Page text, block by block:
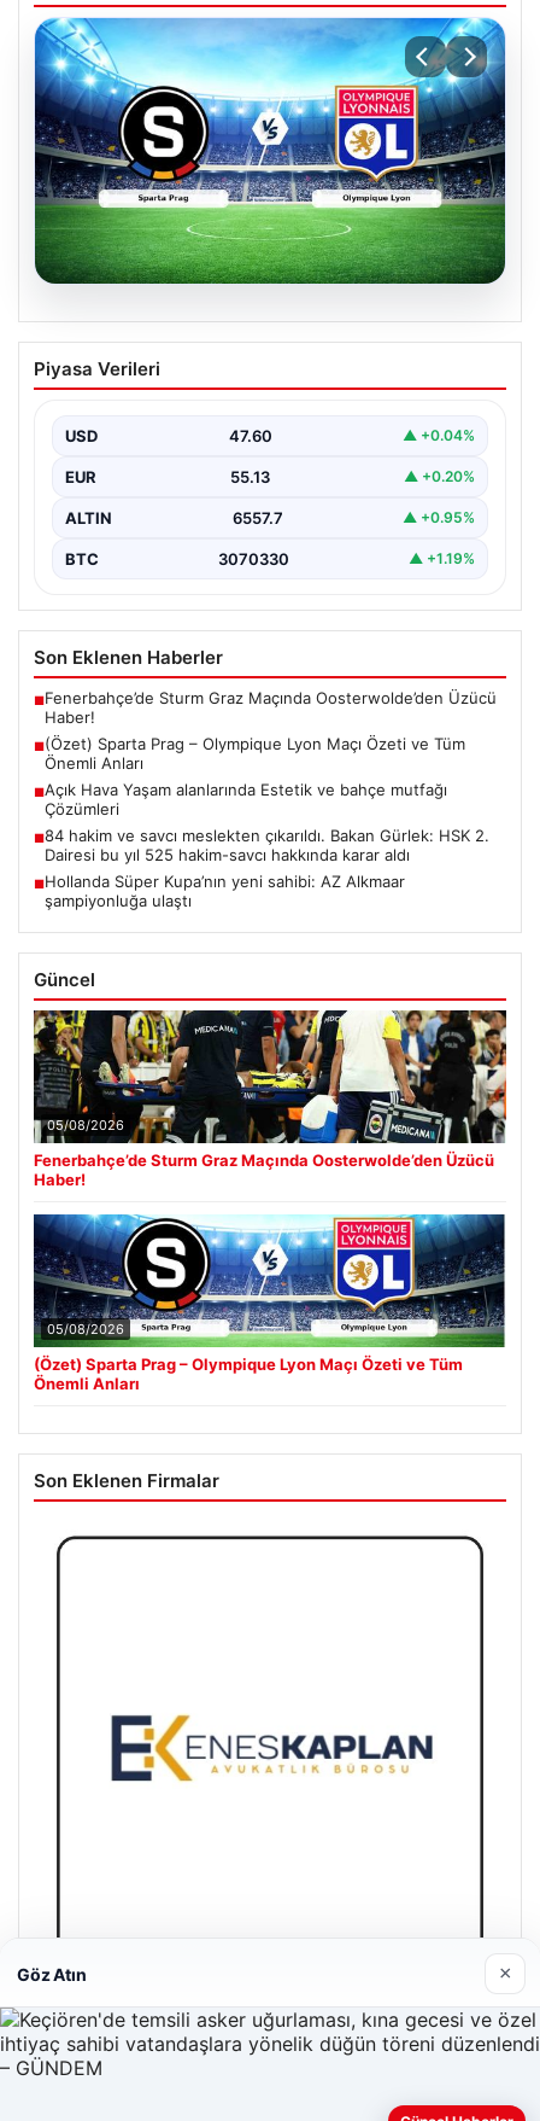
(Özet) Sparta Prag – Olympique Lyon
Maçı Özeti ve Tüm Önemli Anları
Piyasa Verileri
USD 47.60 ▲ +0.04%
EUR 55.13 ▲ +0.20%
ALTIN 6557.7 ▲ +0.95%
BTC 3070330 ▲ +1.19%
Son Eklenen Haberler
■Fenerbahçe’de Sturm Graz Maçında Oosterwolde’den Üzücü
Haber!
■(Özet) Sparta Prag – Olympique Lyon Maçı Özeti ve Tüm
Önemli Anları
■Açık Hava Yaşam alanlarında Estetik ve bahçe mutfağı
Çözümleri
■84 hakim ve savcı meslekten çıkarıldı. Bakan Gürlek: HSK 2.
Dairesi bu yıl 525 hakim-savcı hakkında karar aldı
■Hollanda Süper Kupa’nın yeni sahibi: AZ Alkmaar
şampiyonluğa ulaştı
Güncel
05/08/2026
Fenerbahçe’de Sturm Graz Maçında Oosterwolde’den Üzücü
Haber!
05/08/2026
(Özet) Sparta Prag – Olympique Lyon Maçı Özeti ve Tüm
Önemli Anları
Son Eklenen Firmalar
Enes Kaplan Avukatlık Bürosu
28/04/2026
Göz Atın ×